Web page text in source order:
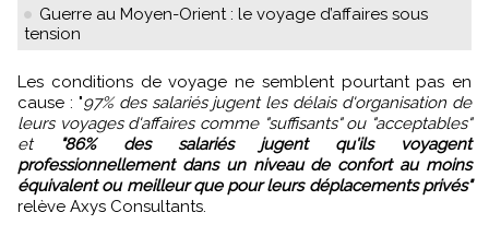
Guerre au Moyen-Orient : le voyage d’affaires sous
tension
Les conditions de voyage ne semblent pourtant pas en
cause : "97% des salariés jugent les délais d'organisation de
leurs voyages d'affaires comme "suffisants" ou "acceptables"
et
"86% des salariés jugent qu'ils voyagent
professionnellement dans un niveau de confort au moins
équivalent ou meilleur que pour leurs déplacements privés"
relève Axys Consultants.